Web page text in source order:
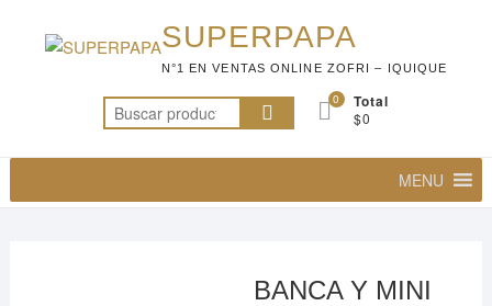
SUPERPAPA
N°1 EN VENTAS ONLINE ZOFRI – IQUIQUE
Buscar
por:
0 Total
$0
MENU
BANCA Y MINI